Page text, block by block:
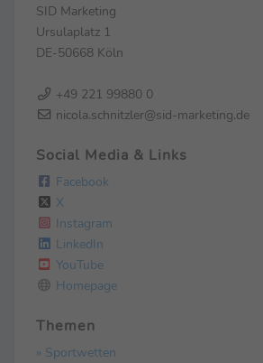
SID Marketing
Ursulaplatz 1
DE-50668 Köln
+49 221 99880 0
nicola.schnitzler@sid-marketing.de
Social Media & Links
Facebook
X
Instagram
LinkedIn
YouTube
Homepage
Themen
» Sportwetten